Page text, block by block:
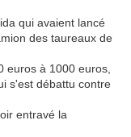
qui avaient lancé
des taureaux de
euros à 1000 euros,
s'est débattu contre
entravé la